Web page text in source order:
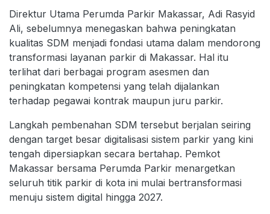
Direktur Utama Perumda Parkir Makassar, Adi Rasyid
Ali, sebelumnya menegaskan bahwa peningkatan
kualitas SDM menjadi fondasi utama dalam mendorong
transformasi layanan parkir di Makassar. Hal itu
terlihat dari berbagai program asesmen dan
peningkatan kompetensi yang telah dijalankan
terhadap pegawai kontrak maupun juru parkir.
Langkah pembenahan SDM tersebut berjalan seiring
dengan target besar digitalisasi sistem parkir yang kini
tengah dipersiapkan secara bertahap. Pemkot
Makassar bersama Perumda Parkir menargetkan
seluruh titik parkir di kota ini mulai bertransformasi
menuju sistem digital hingga 2027.